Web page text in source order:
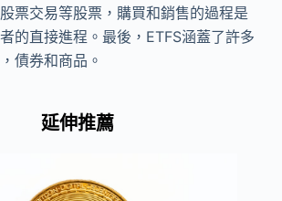
票交易等股票，購買和銷售的過程是
的直接進程。最後，ETFS涵蓋了許多
債券和商品。
延伸推薦